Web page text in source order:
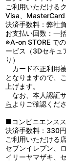
ご利用いただける
Visa、
決済手数料：弊社
お支払い回数：一
※A-on STORE で
ービス（3Dセキュ
り）
カード不正利用
となりますので、
上げます。
なお、本人認証
ら よりご確認くださ
■コンビニエンス
決済手数料：330円
ご利用いただける
セブンイレブン、
イリーヤマザキ、